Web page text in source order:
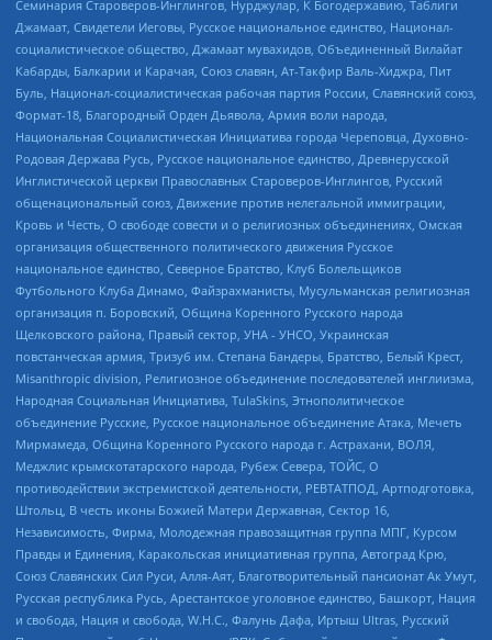
Семинария Староверов-Инглингов, Нурджулар, К Богодержавию, Таблиги
Джамаат, Свидетели Иеговы, Русское национальное единство, Национал-
социалистическое общество, Джамаат мувахидов, Объединенный Вилайат
Кабарды, Балкарии и Карачая, Союз славян, Ат-Такфир Валь-Хиджра, Пит
Буль, Национал-социалистическая рабочая партия России, Славянский союз,
Формат-18, Благородный Орден Дьявола, Армия воли народа,
Национальная Социалистическая Инициатива города Череповца, Духовно-
Родовая Держава Русь, Русское национальное единство, Древнерусской
Инглистической церкви Православных Староверов-Инглингов, Русский
общенациональный союз, Движение против нелегальной иммиграции,
Кровь и Честь, О свободе совести и о религиозных объединениях, Омская
организация общественного политического движения Русское
национальное единство, Северное Братство, Клуб Болельщиков
Футбольного Клуба Динамо, Файзрахманисты, Мусульманская религиозная
организация п. Боровский, Община Коренного Русского народа
Щелковского района, Правый сектор, УНА - УНСО, Украинская
повстанческая армия, Тризуб им. Степана Бандеры, Братство, Белый Крест,
Misanthropic division, Религиозное объединение последователей инглиизма,
Народная Социальная Инициатива, TulaSkins, Этнополитическое
объединение Русские, Русское национальное объединение Атака, Мечеть
Мирмамеда, Община Коренного Русского народа г. Астрахани, ВОЛЯ,
Меджлис крымскотатарского народа, Рубеж Севера, ТОЙС, О
противодействии экстремистской деятельности, РЕВТАТПОД, Артподготовка,
Штольц, В честь иконы Божией Матери Державная, Сектор 16,
Независимость, Фирма, Молодежная правозащитная группа МПГ, Курсом
Правды и Единения, Каракольская инициативная группа, Автоград Крю,
Союз Славянских Сил Руси, Алля-Аят, Благотворительный пансионат Ак Умут,
Русская республика Русь, Арестантское уголовное единство, Башкорт, Нация
и свобода, Нация и свобода, W.H.С., Фалунь Дафа, Иртыш Ultras, Русский